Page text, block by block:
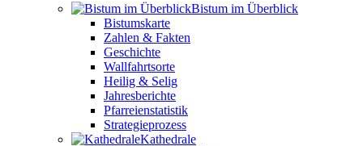
Bistum im Überblick
Bistumskarte
Zahlen & Fakten
Geschichte
Wallfahrtsorte
Heilig & Selig
Jahresberichte
Pfarreienstatistik
Strategieprozess
Kathedrale